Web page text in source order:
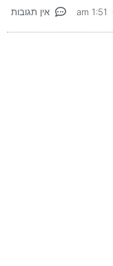
1:51 am אין תגובות